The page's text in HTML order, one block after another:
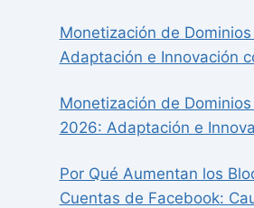
Monetización de
Adaptación e Innovación
Monetización de
2026: Adaptación e
Por Qué Aumentan los
Cuentas de Facebook: